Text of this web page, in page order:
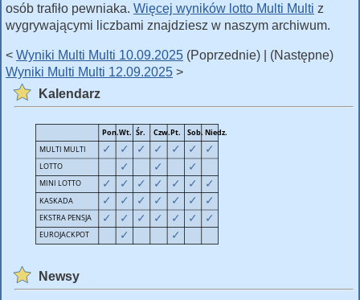
osób trafiło pewniaka. Więcej wyników lotto Multi Multi z
wygrywającymi liczbami znajdziesz w naszym archiwum.
< Wyniki Multi Multi 10.09.2025 (Poprzednie) | (Następne)
Wyniki Multi Multi 12.09.2025 >
Kalendarz
Newsy